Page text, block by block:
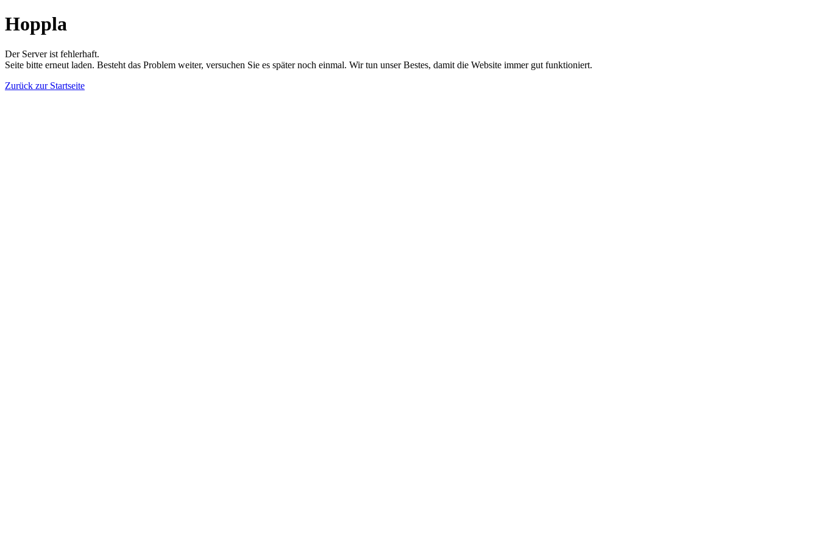
Hoppla
Der Server ist fehlerhaft.
Seite bitte erneut laden. Besteht das Problem weiter, versuchen Sie es später noch einmal. Wir tun unser Bestes, damit die Website immer gut funktioniert.
Zurück zur Startseite